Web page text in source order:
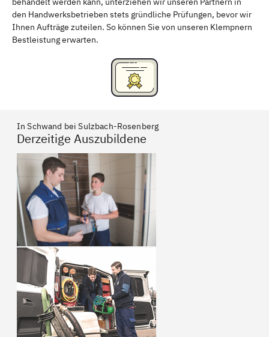
den Handwerksbetrieben stets gründliche Prüfungen, bevor wir
Ihnen Aufträge zuteilen. So können Sie von unseren Klempnern
Bestleistung erwarten.
In Schwand bei Sulzbach-Rosenberg
Derzeitige Auszubildene